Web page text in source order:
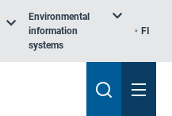
Environmental
information
systems
FI